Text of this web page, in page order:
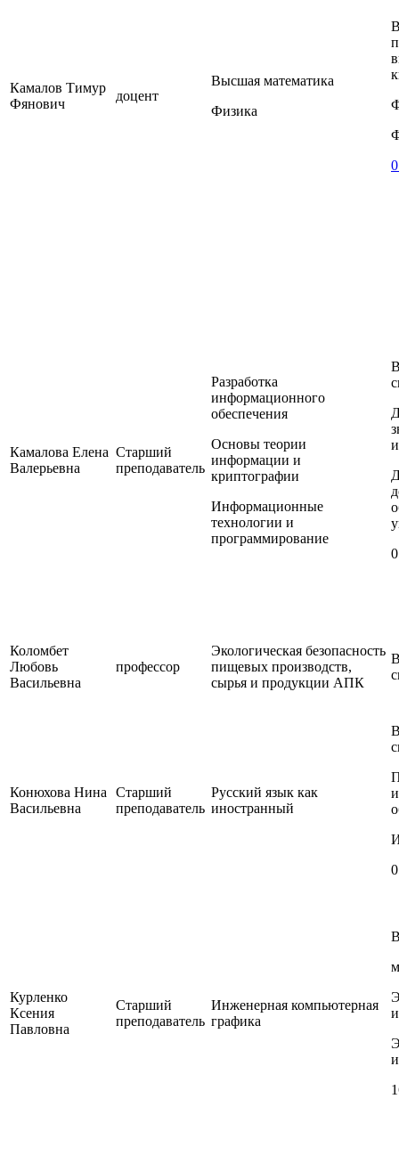
Камалов Тимур
Фянович
доцент
Высшая математика
Физика
Камалова Елена
Валерьевна
Старший
преподаватель
Разработка
информационного
обеспечения
Основы теории
информации и
криптографии
Информационные
технологии и
программирование
Коломбет
Любовь
Васильевна
профессор
Экологическая безопасность
пищевых производств,
сырья и продукции АПК
Конюхова Нина
Васильевна
Старший
преподаватель
Русский язык как
иностранный
Курленко
Ксения
Павловна
Старший
преподаватель
Инженерная компьютерная
графика